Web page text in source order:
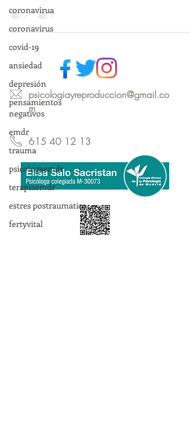
coronavirua
coronavirus
covid-19
ansiedad
depresión
pensamientos
negativos
emdr
trauma
psicologaemdr
terapiaemdr
estres postraumatico
fertyvital
psicologiayreproduccion@gmail.co
m
615 40 12 13